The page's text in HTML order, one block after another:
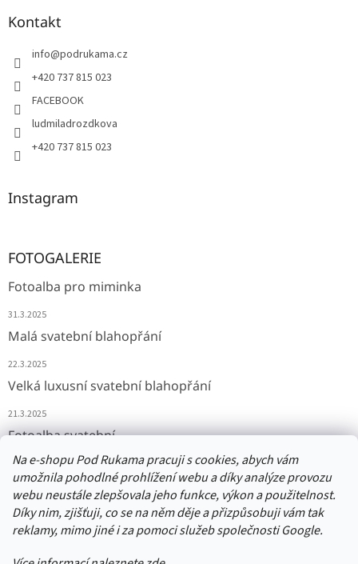
Na e-shopu Pod Rukama pracuji s cookies, abych vám
umožnila pohodlné prohlížení webu a díky analýze provozu
webu neustále zlepšovala jeho funkce, výkon a použitelnost.
Díky nim, zjišťuji, co se na něm děje a přizpůsobuji vám tak
reklamy, mimo jiné i za pomoci služeb společnosti Google.
Kontakt
info@podrukama.cz
+420 737 815 023
FACEBOOK
ludmiladrozdkova
+420 737 815 023
Instagram
FOTOGALERIE
Fotoalba pro miminka
31.3.2025
Malá svatební blahopřání
22.3.2025
Velká luxusní svatební blahopřání
21.3.2025
Fotoalba svatební
11.3.2025
Přijímáme online platby